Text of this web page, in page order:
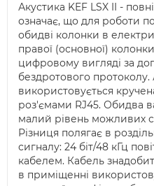
Акустика KEF LSX II -
означає, що для роботи
обидві колонки в
правої (основної)
цифровому вигляді за
бездротового
використовується
роз'ємами RJ45. Обидва
малий рівень можливих
Різниця полягає в
сигналу: 24 біт/48 кГц
кабелем. Кабель
в приміщенні